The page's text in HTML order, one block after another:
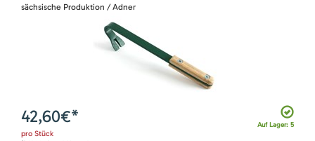
sächsische Produktion / Adner
Auf Lager: 5
42,60€*
pro Stück